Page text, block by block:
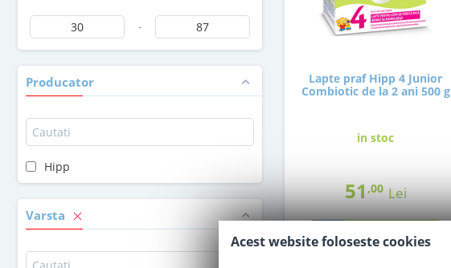
-
Producator
Hipp
Varsta
Lapte praf Hipp 4 Junior
Combiotic de la 2 ani 500 g
in stoc
51,00 Lei
Adauga in cos
Acest website foloseste cookies